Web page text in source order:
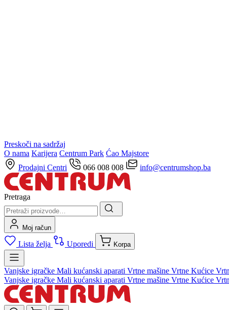
Preskoči na sadržaj
O nama Karijera Centrum Park Ćao Majstore
Prodajni Centri
066 008 008 info@centrumshop.ba
Pretraga
Moj račun
Lista želja Uporedi Korpa
Vanjske igračke Mali kućanski aparati Vrtne mašine Vrtne Kućice
Vanjske igračke Mali kućanski aparati Vrtne mašine Vrtne Kućice